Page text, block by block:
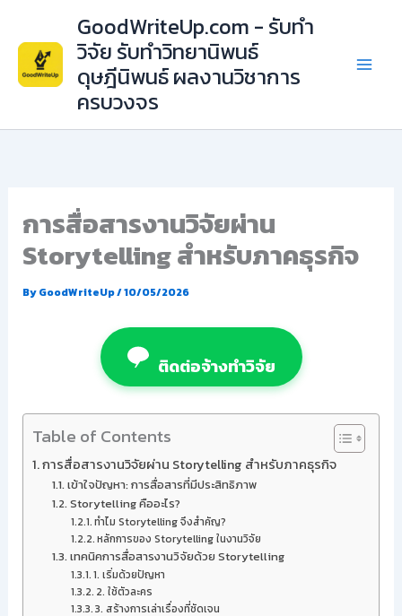
content
GoodWriteUp.com - รับทำ
วิจัย รับทำวิทยานิพนธ์
ดุษฎีนิพนธ์ ผลงานวิชาการ
ครบวงจร
การสื่อสารงานวิจัยผ่าน
Storytelling สำหรับภาคธุรกิจ
ByGoodWriteUp/10/05/2026
ติดต่อจ้างทำวิจัย
Table of Contents
การสื่อสารงานวิจัยผ่าน Storytelling สำหรับภาคธุรกิจ
เข้าใจปัญหา: การสื่อสารที่มีประสิทธิภาพ
Storytelling คืออะไร?
ทำไม Storytelling จึงสำคัญ?
หลักการของ Storytelling ในงานวิจัย
เทคนิคการสื่อสารงานวิจัยด้วย Storytelling
1. เริ่มด้วยปัญหา
2. ใช้ตัวละคร
3. สร้างการเล่าเรื่องที่ชัดเจน